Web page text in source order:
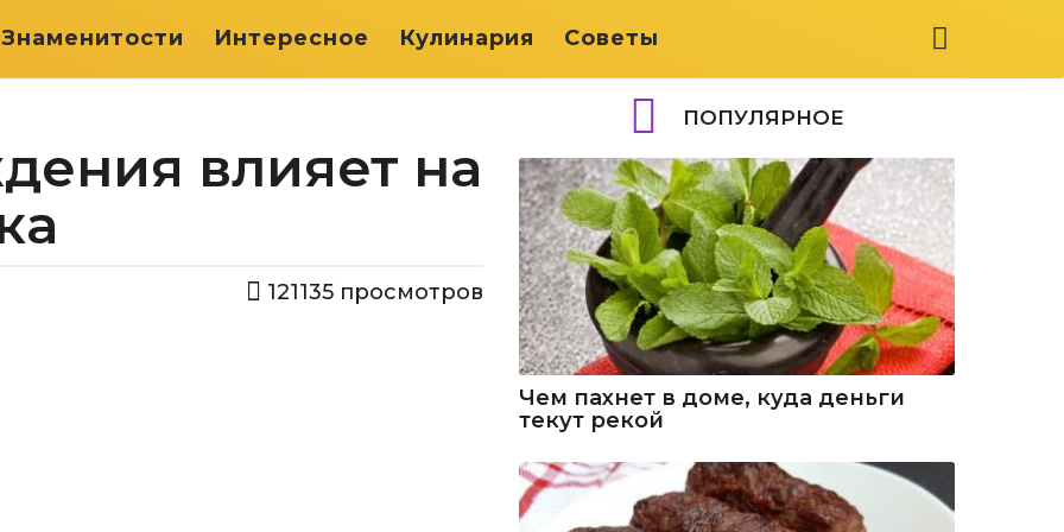
Знаменитости Интересное Кулинария Советы
влияет на
121135 просмотров
ПОПУЛЯРНОЕ
Чем пахнет в доме, куда деньги
текут рекой